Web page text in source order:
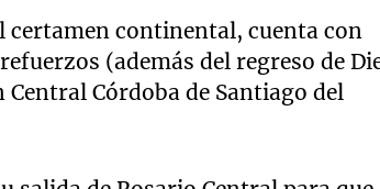
certamen continental, cuenta con
(además del regreso de
Córdoba de Santiago del